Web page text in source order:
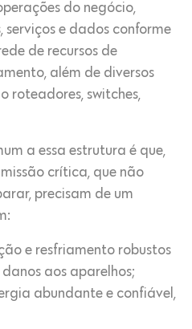
do negócio,
e dados conforme
de recursos de
além de diversos
roteadores, switches,
a essa estrutura é que,
crítica, que não
precisam de um
e resfriamento robustos
aos aparelhos;
abundante e confiável,